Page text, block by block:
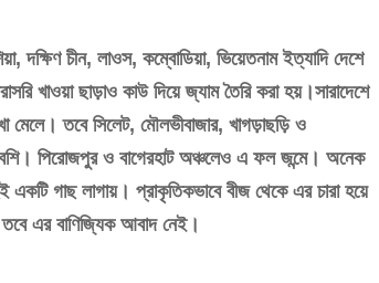
,দক্ষিণ চীন, লাওস, কম্বোডিয়া, ভিয়েতনাম ইত্যাদি দেশে
খাওয়া ছাড়াও কাউ দিয়ে জ্যাম তৈরি করা হয়।সারাদেশে
মেলে। তবে সিলেট, মৌলভীবাজার, খাগড়াছড়ি ও
পিরোজপুর ও বাগেরহাট অঞ্চলেও এ ফল জন্মে। অনেক
একটি গাছ লাগায়। প্রাকৃতিকভাবে বীজ থেকে এর চারা হয়ে
তবে এর বাণিজ্যিক আবাদ নেই।